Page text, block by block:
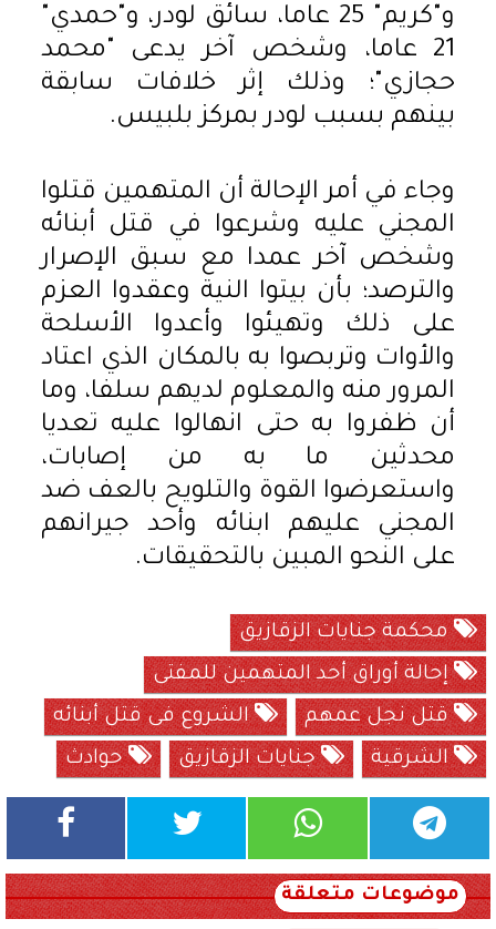
و"كريم" 25 عاما، سائق لودر، و"حمدي"
21 عاما، وشخص آخر يدعى "محمد
حجازي"؛ وذلك إثر خلافات سابقة
بينهم بسبب لودر بمركز بلبيس.
وجاء في أمر الإحالة أن المتهمين قتلوا
المجني عليه وشرعوا في قتل أبنائه
وشخص آخر عمدا مع سبق الإصرار
والترصد؛ بأن بيتوا النية وعقدوا العزم
على ذلك وتهيئوا وأعدوا الأسلحة
والأوات وتربصوا به بالمكان الذي اعتاد
المرور منه والمعلوم لديهم سلفا، وما
أن ظفروا به حتى انهالوا عليه تعديا
محدثين ما به من إصابات،
واستعرضوا القوة والتلويح بالعف ضد
المجني عليهم ابنائه وأحد جيرانهم
على النحو المبين بالتحقيقات.
محكمة جنايات الزقازيق
إحالة أوراق أحد المتهمين للمفتى
قتل نجل عمهم
الشروع فى قتل أبنائه
الشرقية
جنايات الزقازيق حوادث
موضوعات متعلقة